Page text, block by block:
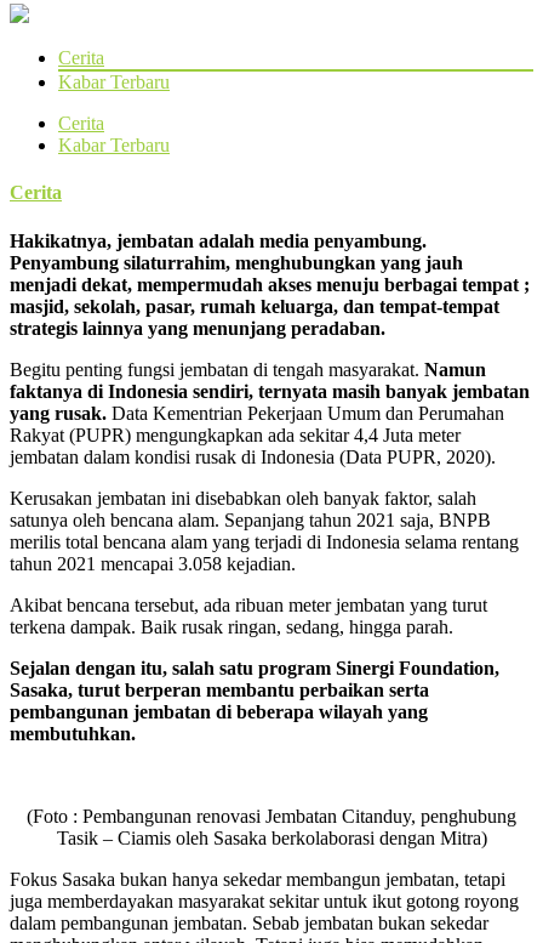
Cerita
Kabar Terbaru
Cerita
Kabar Terbaru
Cerita
Hakikatnya, jembatan adalah media penyambung.
Penyambung silaturrahim, menghubungkan yang jauh
menjadi dekat, mempermudah akses menuju berbagai tempat ;
masjid, sekolah, pasar, rumah keluarga, dan tempat-tempat
strategis lainnya yang menunjang peradaban.
Begitu penting fungsi jembatan di tengah masyarakat. Namun
faktanya di Indonesia sendiri, ternyata masih banyak jembatan
yang rusak. Data Kementrian Pekerjaan Umum dan Perumahan
Rakyat (PUPR) mengungkapkan ada sekitar 4,4 Juta meter
jembatan dalam kondisi rusak di Indonesia (Data PUPR, 2020).
Kerusakan jembatan ini disebabkan oleh banyak faktor, salah
satunya oleh bencana alam. Sepanjang tahun 2021 saja, BNPB
merilis total bencana alam yang terjadi di Indonesia selama rentang
tahun 2021 mencapai 3.058 kejadian.
Akibat bencana tersebut, ada ribuan meter jembatan yang turut
terkena dampak. Baik rusak ringan, sedang, hingga parah.
Sejalan dengan itu, salah satu program Sinergi Foundation,
Sasaka, turut berperan membantu perbaikan serta
pembangunan jembatan di beberapa wilayah yang
membutuhkan.
(Foto : Pembangunan renovasi Jembatan Citanduy, penghubung
Tasik – Ciamis oleh Sasaka berkolaborasi dengan Mitra)
Fokus Sasaka bukan hanya sekedar membangun jembatan, tetapi
juga memberdayakan masyarakat sekitar untuk ikut gotong royong
dalam pembangunan jembatan. Sebab jembatan bukan sekedar